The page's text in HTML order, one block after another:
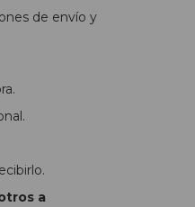
de envío y
a